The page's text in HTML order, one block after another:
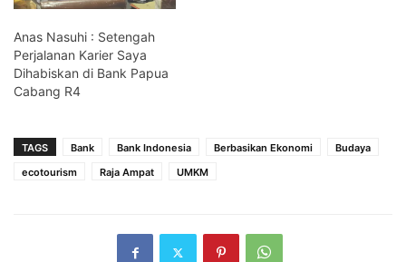
Anas Nasuhi : Setengah
Perjalanan Karier Saya
Dihabiskan di Bank Papua
Cabang R4
TAGS Bank Bank Indonesia Berbasikan Ekonomi
Budaya
ecotourism
Raja Ampat UMKM